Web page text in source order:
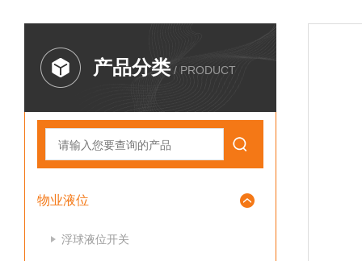
产品分类 / PRODUCT
物业液位
浮球液位开关